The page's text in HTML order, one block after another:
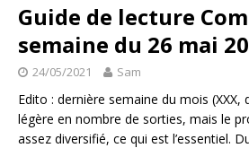
Guide de lecture
semaine du 26 mai
24/05/2021 Sam
Edito : dernière semaine du mois (XXX,
légère en nombre de sorties, mais le
assez diversifié, ce qui est l’essentiel.